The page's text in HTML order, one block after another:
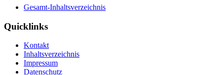
Gesamt-Inhaltsverzeichnis
Quicklinks
Kontakt
Inhaltsverzeichnis
Impressum
Datenschutz